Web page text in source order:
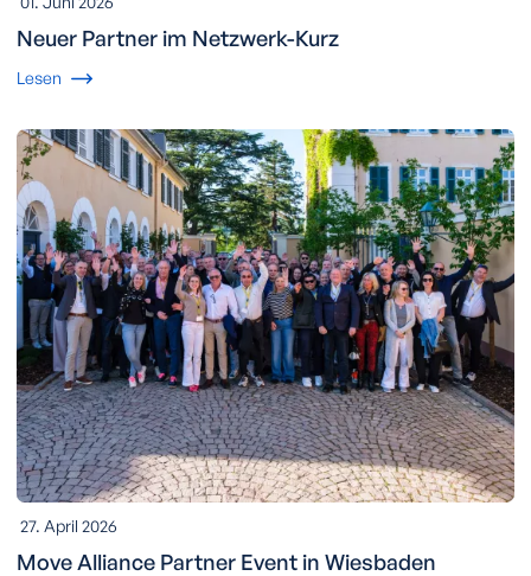
Neuer Partner im Netzwerk-Kurz
Lesen
27. April 2026
Move Alliance Partner Event in Wiesbaden